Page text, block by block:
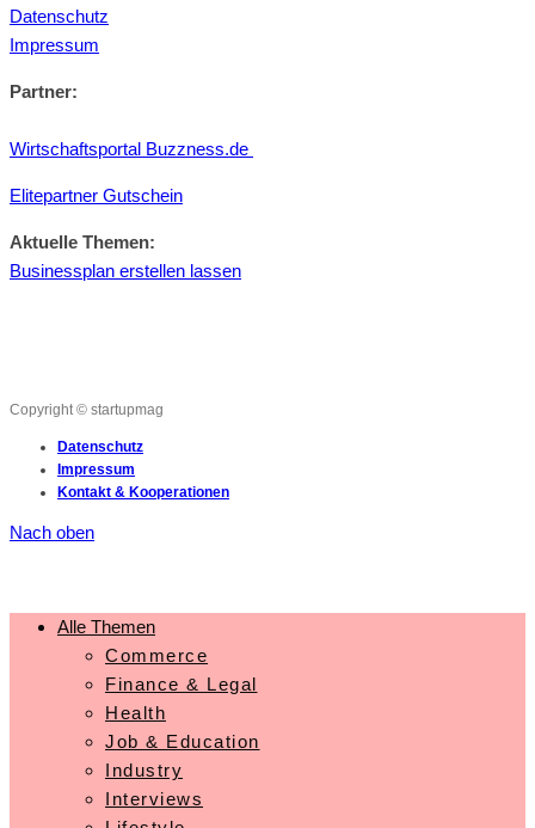
Datenschutz
Impressum
Partner:
Wirtschaftsportal Buzzness.de
Elitepartner Gutschein
Aktuelle Themen:
Businessplan erstellen lassen
Copyright © startupmag
Datenschutz
Impressum
Kontakt & Kooperationen
Nach oben
Alle Themen
Commerce
Finance & Legal
Health
Job & Education
Industry
Interviews